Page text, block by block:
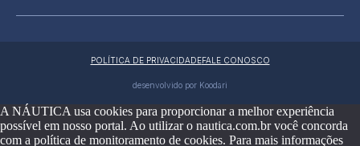
POLÍTICA DE PRIVACIDADEFALE CONOSCO
desenvolvido por Koodari
A NÁUTICA usa cookies para proporcionar a melhor experiência
possível em nosso portal. Ao utilizar o nautica.com.br você concorda
com a política de monitoramento de cookies. Para mais informações